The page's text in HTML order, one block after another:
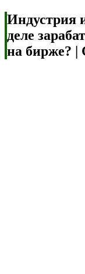
Индустрия
деле
на бирже? |